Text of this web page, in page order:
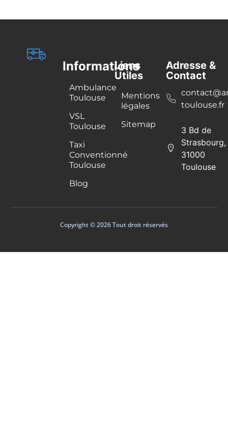
Informations
Ambulance
Toulouse
VSL
Toulouse
Taxi
Conventionné
Toulouse
Blog
Liens
Utiles
Mentions
légales
Sitemap
Adresse &
Contact
toulouse.fr
3 Bd de
Strasbourg,
31000
Toulouse
Copyright © 2026 Tout droit réservés